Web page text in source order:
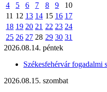
4
5 6 7 8 9
10
11 12 13 14 15 16 17
18 19 20 21 22 23 24
25 26 27 28 29 30 31
2026.08.14. péntek
Székesfehérvár fogadalmi
2026.08.15. szombat